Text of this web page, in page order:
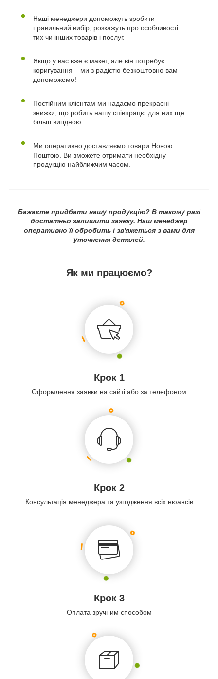
Наші менеджери допоможуть зробити
правильний вибір, розкажуть про особливості
тих чи інших товарів і послуг.
Якщо у вас вже є макет, але він потребує
коригування – ми з радістю безкоштовно вам
допоможемо!
Постійним клієнтам ми надаємо прекрасні
знижки, що робить нашу співпрацю для них ще
більш вигідною.
Ми оперативно доставляємо товари Новою
Поштою. Ви зможете отримати необхідну
продукцію найближчим часом.
Бажаєте придбати нашу продукцію? В такому разі
достатньо залишити заявку. Наш менеджер
оперативно її обробить і зв'яжеться з вами для
уточнення деталей.
Як ми працюємо?
Крок 1
Оформлення заявки на сайті або за телефоном
Крок 2
Консультація менеджера та узгодження всіх нюансів
Крок 3
Оплата зручним способом